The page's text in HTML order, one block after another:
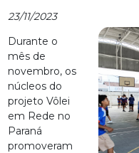
23/11/2023
Durante o
mês de
novembro, os
núcleos do
projeto Vôlei
em Rede no
Paraná
promoveram